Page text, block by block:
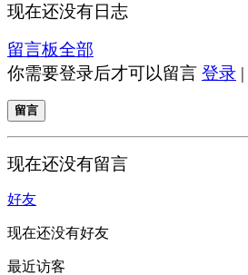
现在还没有日志
留言板全部
你需要登录后才可以留言 登录 |
留言
现在还没有留言
好友
现在还没有好友
最近访客